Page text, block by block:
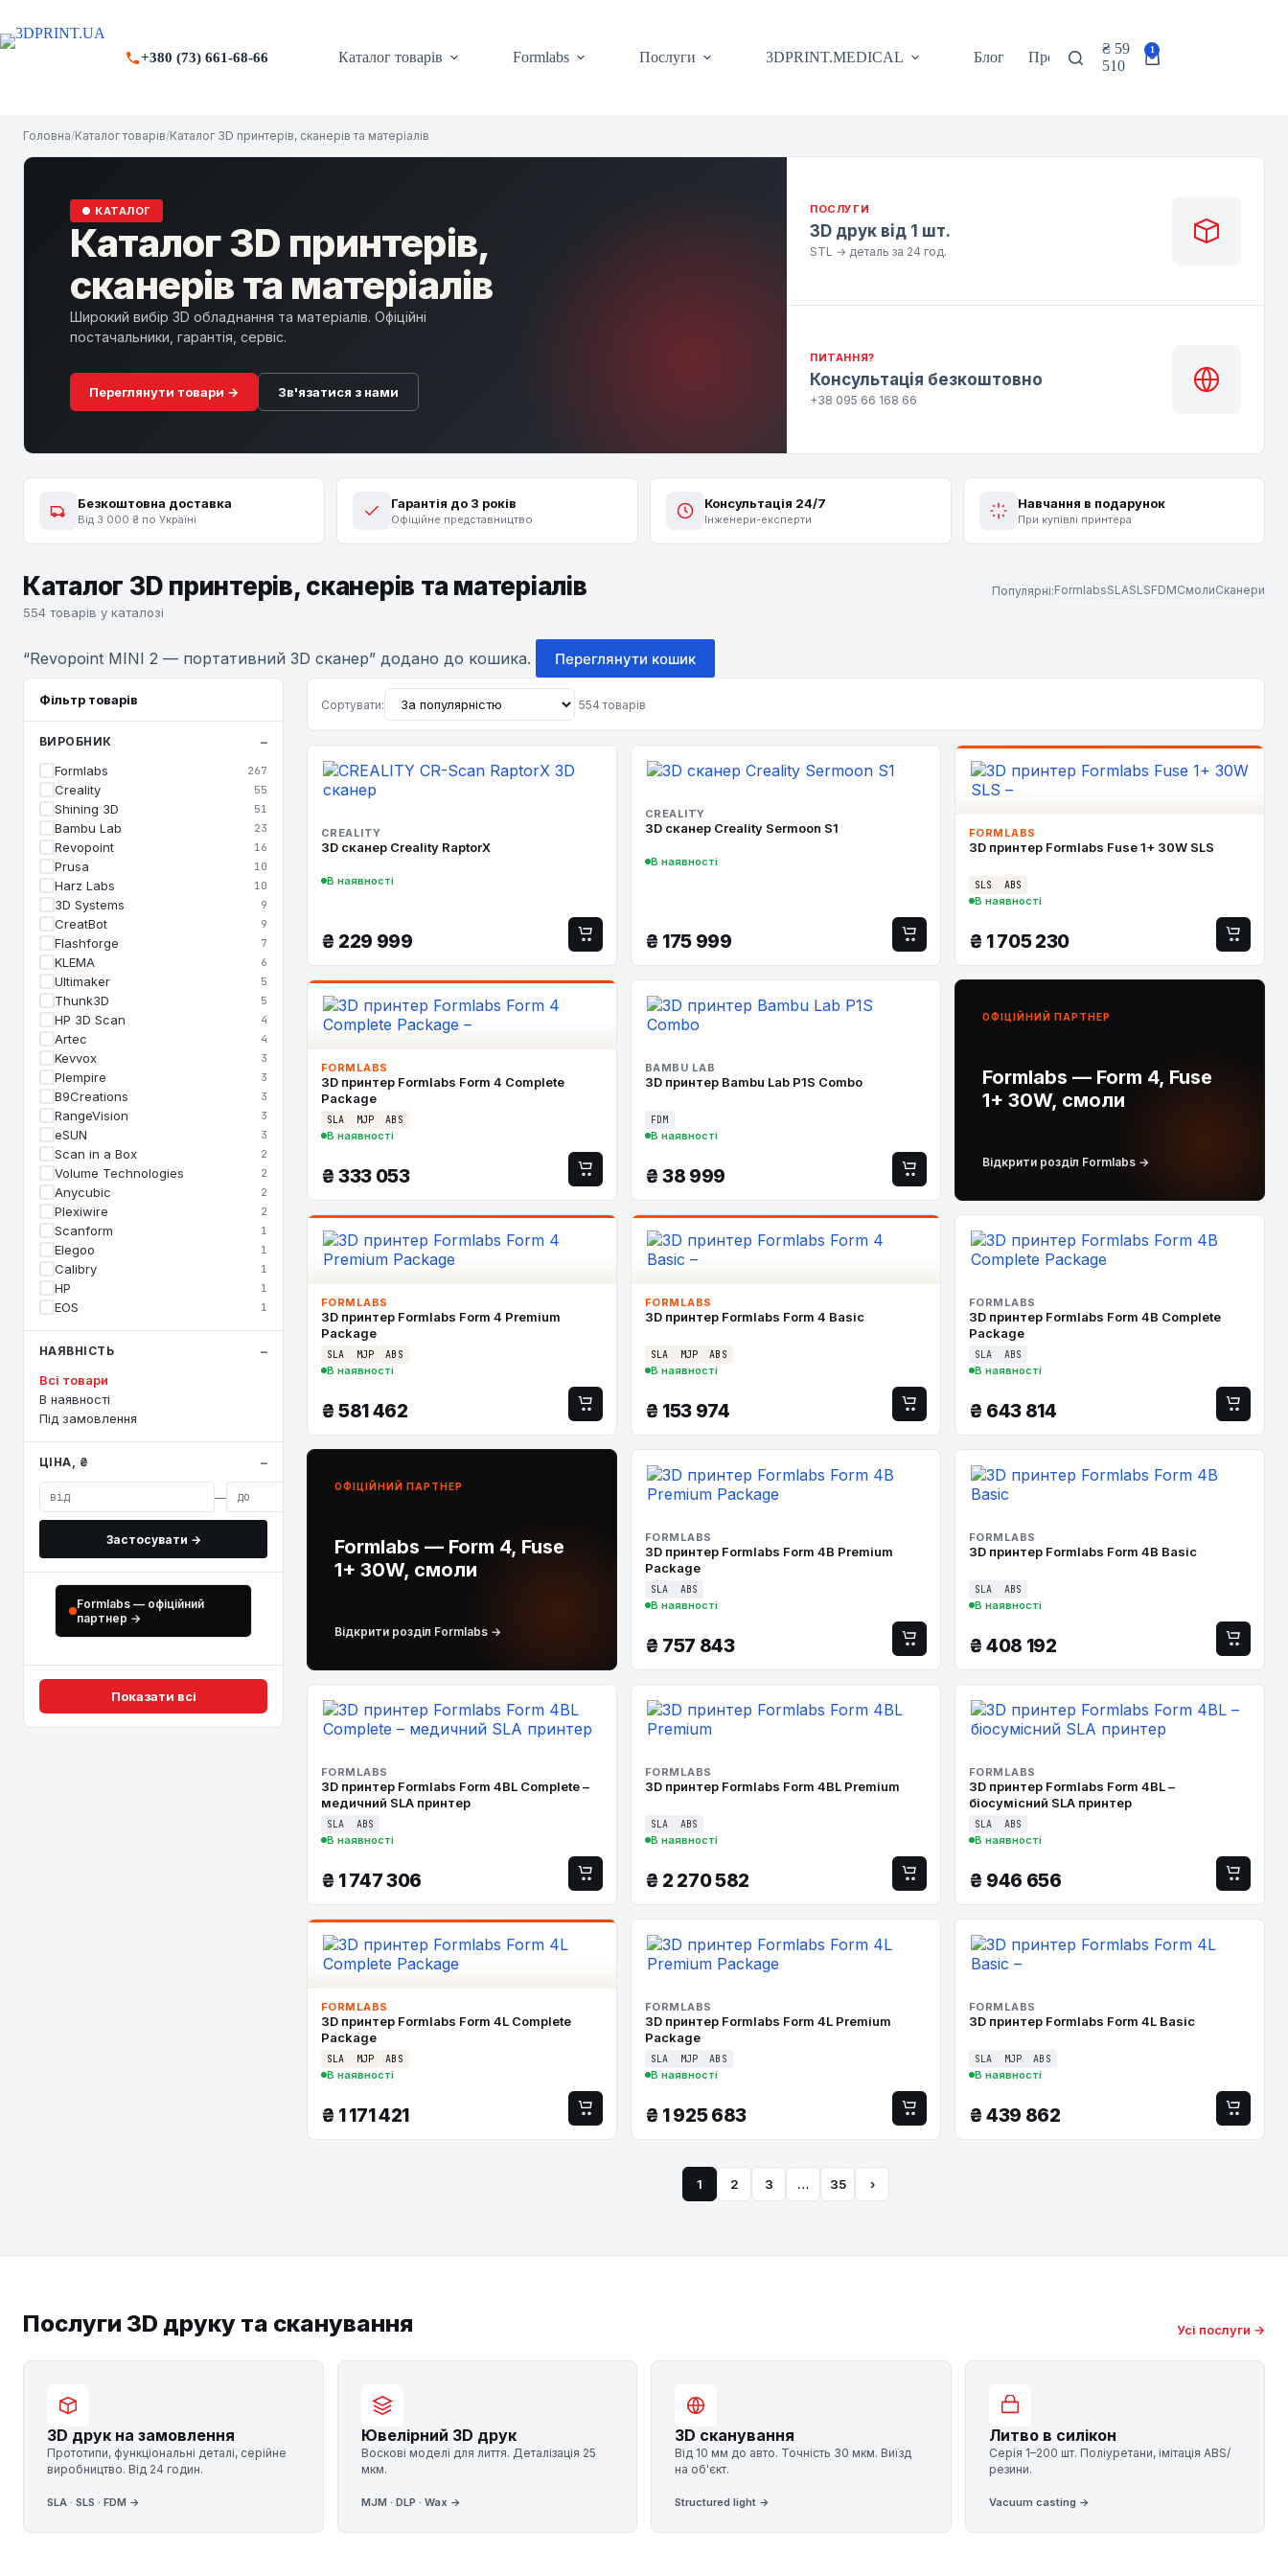
вмісту
+380 (73) 661-68-66 Каталог товарів Formlabs Послуги 3DPRINT.MEDICAL Блог Про нас Контакти
Кошик
₴59
510
1
Головна/Каталог товарів/Каталог 3D принтерів, сканерів та матеріалів
● КАТАЛОГ
Каталог 3D принтерів,
сканерів та матеріалів
Широкий вибір 3D обладнання та матеріалів. Офіційні
постачальники, гарантія, сервіс.
Переглянути товари → Зв'язатися з нами
ПОСЛУГИ
3D друк від 1 шт.
STL → деталь за 24 год.
ПИТАННЯ?
Консультація безкоштовно
+38 095 66 168 66
Безкоштовна доставка
Від 3 000 ₴ по Україні
Гарантія до 3 років
Офіційне представництво
Консультація 24/7
Інженери-експерти
Навчання в подарунок
При купівлі принтера
Каталог 3D принтерів, сканерів та матеріалів
554 товарів у каталозі
Популярні:FormlabsSLASLSFDMСмолиСканери
“Revopoint MINI 2 — портативний 3D сканер” додано до кошика. Переглянути кошик
Фільтр товарів
ВИРОБНИК
Formlabs 267
Creality 55
Shining 3D 51
Bambu Lab 23
Revopoint 16
Prusa 10
Harz Labs 10
3D Systems 9
CreatBot 9
Flashforge 7
KLEMA 6
Ultimaker 5
Thunk3D 5
HP 3D Scan 4
Artec 4
Kevvox 3
Plempire 3
B9Creations 3
RangeVision 3
eSUN 3
Scan in a Box 2
Volume Technologies 2
Anycubic 2
Plexiwire 2
Scanform 1
Elegoo 1
Calibry 1
HP 1
EOS 1
НАЯВНІСТЬ
Всі товари
В наявності
Під замовлення
ЦІНА, ₴
—
Застосувати →
Formlabs — офіційний
партнер →
Показати всі
Сортувати: 554 товарів
CREALITY
3D сканер Creality RaptorX
В наявності
₴ 229 999
CREALITY
3D сканер Creality Sermoon S1
В наявності
₴ 175 999
FORMLABS
3D принтер Formlabs Fuse 1+ 30W SLS
SLS ABS
В наявності
₴ 1 705 230
FORMLABS
3D принтер Formlabs Form 4 Complete
Package
SLA MJP ABS
В наявності
₴ 333 053
BAMBU LAB
3D принтер Bambu Lab P1S Combo
FDM
В наявності
₴ 38 999
ОФІЦІЙНИЙ ПАРТНЕР
Formlabs — Form 4, Fuse
1+ 30W, смоли
Відкрити розділ Formlabs →
FORMLABS
3D принтер Formlabs Form 4 Premium
Package
SLA MJP ABS
В наявності
₴ 581 462
FORMLABS
3D принтер Formlabs Form 4 Basic
SLA MJP ABS
В наявності
₴ 153 974
FORMLABS
3D принтер Formlabs Form 4B Complete
Package
SLA ABS
В наявності
₴ 643 814
ОФІЦІЙНИЙ ПАРТНЕР
Formlabs — Form 4, Fuse
1+ 30W, смоли
Відкрити розділ Formlabs →
FORMLABS
3D принтер Formlabs Form 4B Premium
Package
SLA ABS
В наявності
₴ 757 843
FORMLABS
3D принтер Formlabs Form 4B Basic
SLA ABS
В наявності
₴ 408 192
FORMLABS
3D принтер Formlabs Form 4BL Complete –
медичний SLA принтер
SLA ABS
В наявності
₴ 1 747 306
FORMLABS
3D принтер Formlabs Form 4BL Premium
SLA ABS
В наявності
₴ 2 270 582
FORMLABS
3D принтер Formlabs Form 4BL –
біосумісний SLA принтер
SLA ABS
В наявності
₴ 946 656
FORMLABS
3D принтер Formlabs Form 4L Complete
Package
SLA MJP ABS
В наявності
₴ 1 171 421
FORMLABS
3D принтер Formlabs Form 4L Premium
Package
SLA MJP ABS
В наявності
₴ 1 925 683
FORMLABS
3D принтер Formlabs Form 4L Basic
SLA MJP ABS
В наявності
₴ 439 862
1 2 3 … 35 ›
Послуги 3D друку та сканування Усі послуги →
3D друк на замовлення
Прототипи, функціональні деталі, серійне
виробництво. Від 24 годин.
SLA · SLS · FDM →
Ювелірний 3D друк
Воскові моделі для лиття. Деталізація 25
мкм.
MJM · DLP · Wax →
3D сканування
Від 10 мм до авто. Точність 30 мкм. Виїзд
на об'єкт.
Structured light →
Литво в силікон
Серія 1–200 шт. Поліуретани, імітація ABS/
резини.
Vacuum casting →